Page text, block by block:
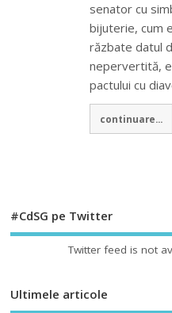
senator cu
bijuterie, cum
răzbate datul
nepervertită,
pactului cu
continuare...
#CdSG pe Twitter
Twitter feed is not
Ultimele articole